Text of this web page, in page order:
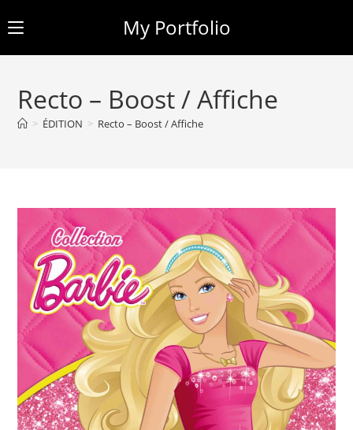
content
My Portfolio
Recto – Boost / Affiche
> ÉDITION > Recto – Boost / Affiche